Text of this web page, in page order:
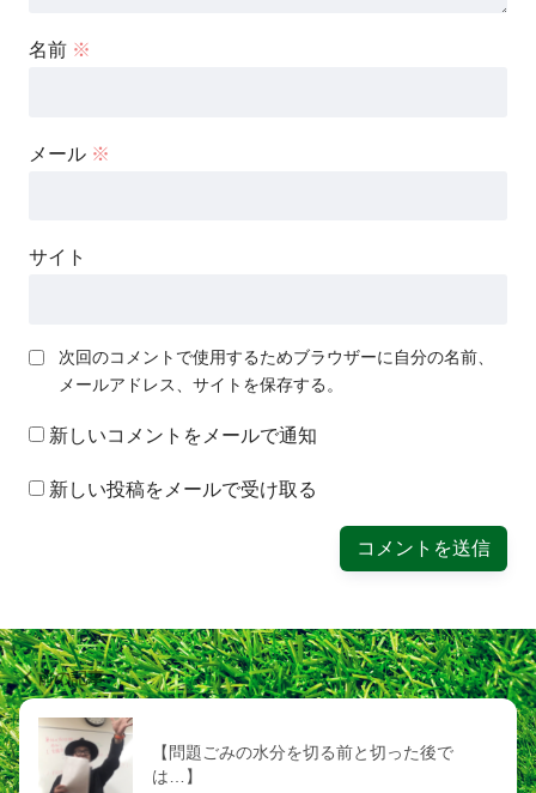
名前 ※
メール ※
サイト
次回のコメントで使用するためブラウザーに自分の名前、
メールアドレス、サイトを保存する。
新しいコメントをメールで通知
新しい投稿をメールで受け取る
前の記事
【問題ごみの水分を切る前と切った後で
は…】